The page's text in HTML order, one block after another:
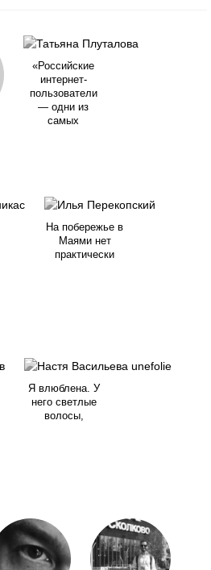
«Российские
интернет-
пользователи
— одни из
самых
На побережье в
Маями нет
практически
Я влюблена. У
него светлые
волосы,